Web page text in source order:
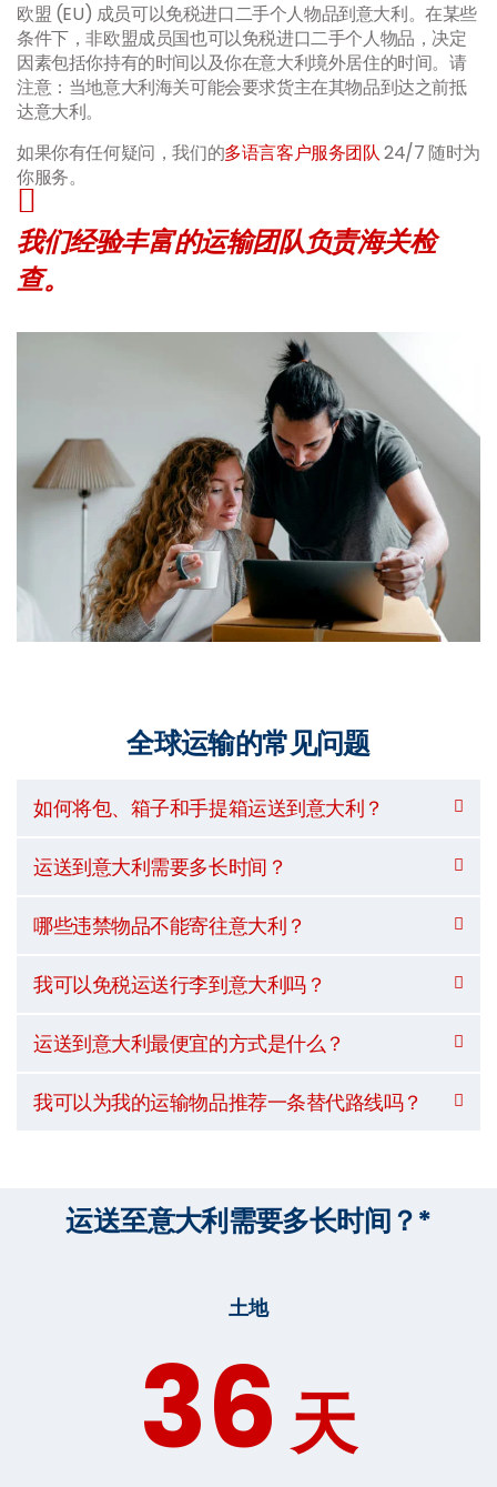
欧盟 (EU) 成员可以免税进口二手个人物品到意大利。在某些
条件下，非欧盟成员国也可以免税进口二手个人物品，决定
因素包括你持有的时间以及你在意大利境外居住的时间。请
注意：当地意大利海关可能会要求货主在其物品到达之前抵
达意大利。
如果你有任何疑问，我们的多语言客户服务团队24/7 随时为
你服务。
我们经验丰富的运输团队负责海关检
查。
全球运输的常见问题
如何将包、箱子和手提箱运送到意大利？
运送到意大利需要多长时间？
哪些违禁物品不能寄往意大利？
我可以免税运送行李到意大利吗？
运送到意大利最便宜的方式是什么？
我可以为我的运输物品推荐一条替代路线吗？
运送至意大利需要多长时间？*
土地
36天